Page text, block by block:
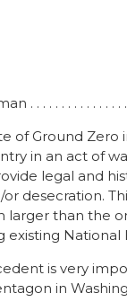
. . . . . . . . . . . . . . .
of Ground Zero
in an act of
legal and
desecration.
larger than the
National
is very
in